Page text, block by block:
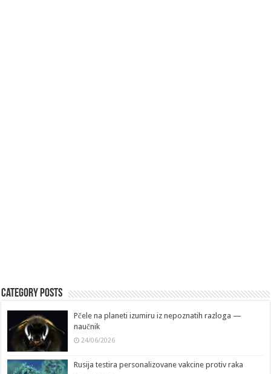
Category Posts
Pčele na planeti izumiru iz nepoznatih razloga —
naučnik
24/06/2026
Rusija testira personalizovane vakcine protiv raka